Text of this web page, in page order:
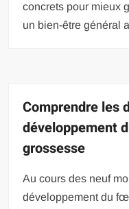
concrets pour mieux
un bien-être général
Comprendre les
développement
grossesse
Au cours des neuf
développement du